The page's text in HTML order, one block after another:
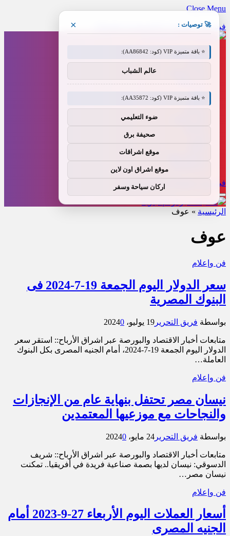
Close Menu
فيسبوك X (Twitter)
أخبار العالم
رياضة
فن وإعلام
عاجل
منوعات
فيسبوك X (Twitter) الانستغرام
الرئيسية » عوف
عوف
فن وإعلام
سعر الدولار اليوم الجمعة 19-7-2024 فى
البنوك المصرية
بواسطة فريق التحرير 19 يوليو، 2024 0
متابعات أخبار الاقتصاد والبورصة عبر اشراق الأرباح:: استقر سعر
الدولار اليوم الجمعة 19-7-2024، أمام الجنيه المصرى بكل البنوك
العاملة…
فن وإعلام
نيسان مصر تحتفل بنهاية عام من الإنجازات
والنجاحات مع موزعيها المعتمدين
بواسطة فريق التحرير 24 مايو، 2024 0
متابعات أخبار الاقتصاد والبورصة عبر اشراق الأرباح:: شريف
الدسوقي: نيسان لديها بصمة صناعية فريدة في أفريقيا.. تمكنت
نيسان مصر…
فن وإعلام
أسعار العملات اليوم الأربعاء 27-9-2023 أمام
الجنيه المصرى
🚀 توصيات : ×
⭐ باقة متميزة VIP (كود: AA86842):
عالم الشباب
⭐ باقة متميزة VIP (كود: AA35872):
ضوء التعليمي
صحيفة برق
موقع اشراقات
موقع اشراق اون لاين
اركان سياحة وسفر